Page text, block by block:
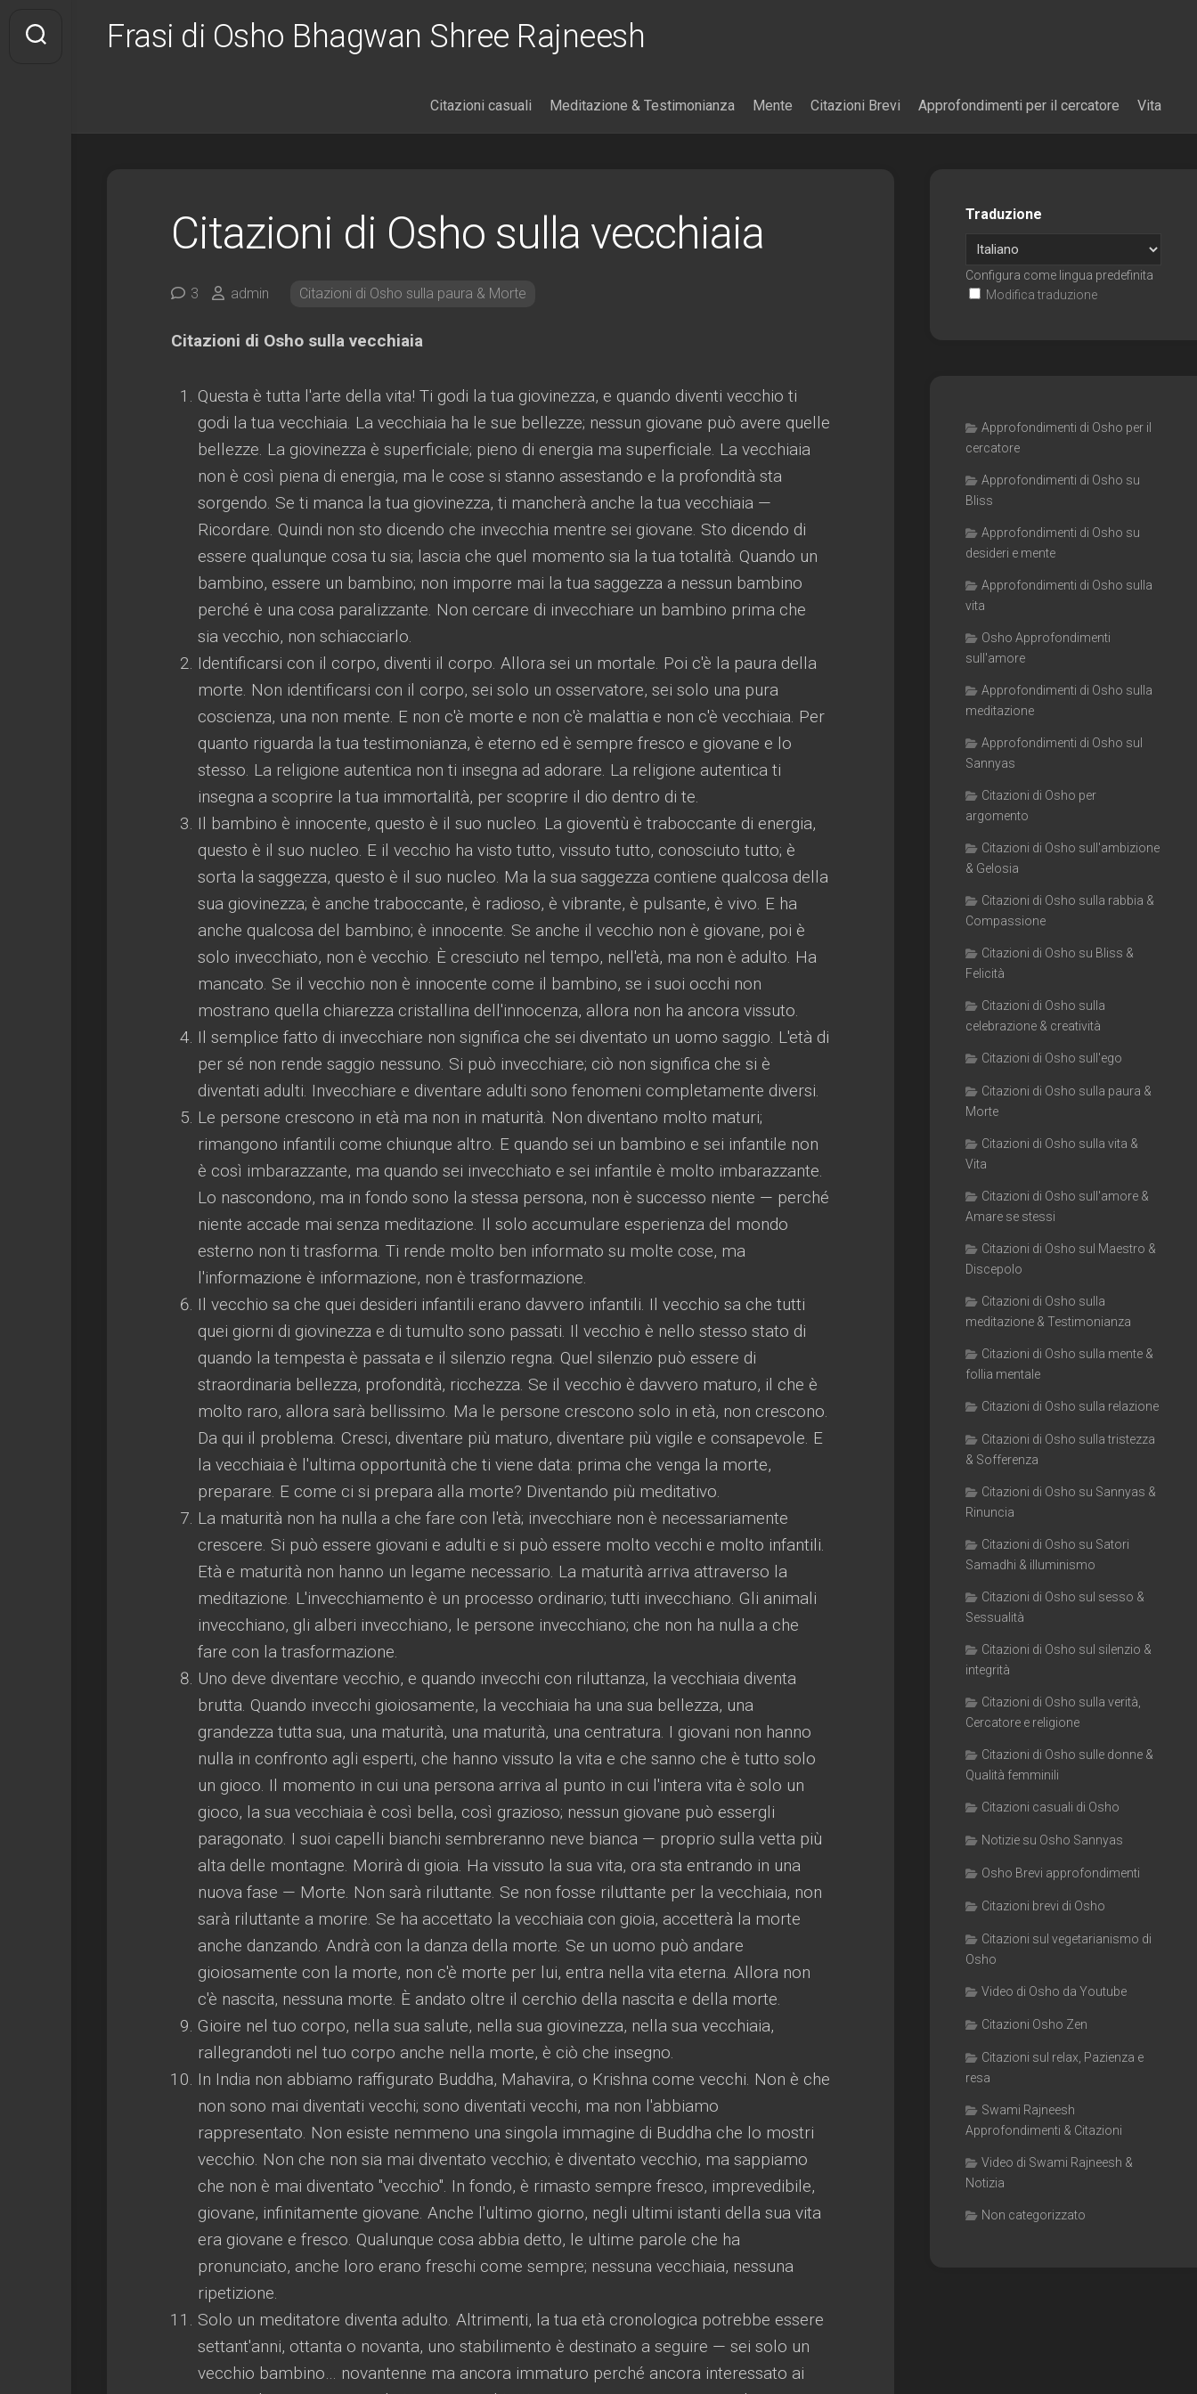
contenuto
Frasi di Osho Bhagwan Shree Rajneesh
Citazioni casuali Meditazione & Testimonianza Mente Citazioni Brevi Approfondimenti per il cercatore Vita
Citazioni di Osho sulla vecchiaia
3 admin Citazioni di Osho sulla paura & Morte
Citazioni di Osho sulla vecchiaia
Questa è tutta l'arte della vita! Ti godi la tua giovinezza, e quando diventi vecchio ti
godi la tua vecchiaia. La vecchiaia ha le sue bellezze; nessun giovane può avere quelle
bellezze. La giovinezza è superficiale; pieno di energia ma superficiale. La vecchiaia
non è così piena di energia, ma le cose si stanno assestando e la profondità sta
sorgendo. Se ti manca la tua giovinezza, ti mancherà anche la tua vecchiaia —
Ricordare. Quindi non sto dicendo che invecchia mentre sei giovane. Sto dicendo di
essere qualunque cosa tu sia; lascia che quel momento sia la tua totalità. Quando un
bambino, essere un bambino; non imporre mai la tua saggezza a nessun bambino
perché è una cosa paralizzante. Non cercare di invecchiare un bambino prima che
sia vecchio, non schiacciarlo.
Identificarsi con il corpo, diventi il ​​corpo. Allora sei un mortale. Poi c'è la paura della
morte. Non identificarsi con il corpo, sei solo un osservatore, sei solo una pura
coscienza, una non mente. E non c'è morte e non c'è malattia e non c'è vecchiaia. Per
quanto riguarda la tua testimonianza, è eterno ed è sempre fresco e giovane e lo
stesso. La religione autentica non ti insegna ad adorare. La religione autentica ti
insegna a scoprire la tua immortalità, per scoprire il dio dentro di te.
Il bambino è innocente, questo è il suo nucleo. La gioventù è traboccante di energia,
questo è il suo nucleo. E il vecchio ha visto tutto, vissuto tutto, conosciuto tutto; è
sorta la saggezza, questo è il suo nucleo. Ma la sua saggezza contiene qualcosa della
sua giovinezza; è anche traboccante, è radioso, è vibrante, è pulsante, è vivo. E ha
anche qualcosa del bambino; è innocente. Se anche il vecchio non è giovane, poi è
solo invecchiato, non è vecchio. È cresciuto nel tempo, nell'età, ma non è adulto. Ha
mancato. Se il vecchio non è innocente come il bambino, se i suoi occhi non
mostrano quella chiarezza cristallina dell'innocenza, allora non ha ancora vissuto.
Il semplice fatto di invecchiare non significa che sei diventato un uomo saggio. L'età di
per sé non rende saggio nessuno. Si può invecchiare; ciò non significa che si è
diventati adulti. Invecchiare e diventare adulti sono fenomeni completamente diversi.
Le persone crescono in età ma non in maturità. Non diventano molto maturi;
rimangono infantili come chiunque altro. E quando sei un bambino e sei infantile non
è così imbarazzante, ma quando sei invecchiato e sei infantile è molto imbarazzante.
Lo nascondono, ma in fondo sono la stessa persona, non è successo niente — perché
niente accade mai senza meditazione. Il solo accumulare esperienza del mondo
esterno non ti trasforma. Ti rende molto ben informato su molte cose, ma
l'informazione è informazione, non è trasformazione.
Il vecchio sa che quei desideri infantili erano davvero infantili. Il vecchio sa che tutti
quei giorni di giovinezza e di tumulto sono passati. Il vecchio è nello stesso stato di
quando la tempesta è passata e il silenzio regna. Quel silenzio può essere di
straordinaria bellezza, profondità, ricchezza. Se il vecchio è davvero maturo, il che è
molto raro, allora sarà bellissimo. Ma le persone crescono solo in età, non crescono.
Da qui il problema. Cresci, diventare più maturo, diventare più vigile e consapevole. E
la vecchiaia è l'ultima opportunità che ti viene data: prima che venga la morte,
preparare. E come ci si prepara alla morte? Diventando più meditativo.
La maturità non ha nulla a che fare con l'età; invecchiare non è necessariamente
crescere. Si può essere giovani e adulti e si può essere molto vecchi e molto infantili.
Età e maturità non hanno un legame necessario. La maturità arriva attraverso la
meditazione. L'invecchiamento è un processo ordinario; tutti invecchiano. Gli animali
invecchiano, gli alberi invecchiano, le persone invecchiano; che non ha nulla a che
fare con la trasformazione.
Uno deve diventare vecchio, e quando invecchi con riluttanza, la vecchiaia diventa
brutta. Quando invecchi gioiosamente, la vecchiaia ha una sua bellezza, una
grandezza tutta sua, una maturità, una maturità, una centratura. I giovani non hanno
nulla in confronto agli esperti, che hanno vissuto la vita e che sanno che è tutto solo
un gioco. Il momento in cui una persona arriva al punto in cui l'intera vita è solo un
gioco, la sua vecchiaia è così bella, così grazioso; nessun giovane può essergli
paragonato. I suoi capelli bianchi sembreranno neve bianca — proprio sulla vetta più
alta delle montagne. Morirà di gioia. Ha vissuto la sua vita, ora sta entrando in una
nuova fase — Morte. Non sarà riluttante. Se non fosse riluttante per la vecchiaia, non
sarà riluttante a morire. Se ha accettato la vecchiaia con gioia, accetterà la morte
anche danzando. Andrà con la danza della morte. Se un uomo può andare
gioiosamente con la morte, non c'è morte per lui, entra nella vita eterna. Allora non
c'è nascita, nessuna morte. È andato oltre il cerchio della nascita e della morte.
Gioire nel tuo corpo, nella sua salute, nella sua giovinezza, nella sua vecchiaia,
rallegrandoti nel tuo corpo anche nella morte, è ciò che insegno.
In India non abbiamo raffigurato Buddha, Mahavira, o Krishna come vecchi. Non è che
non sono mai diventati vecchi; sono diventati vecchi, ma non l'abbiamo
rappresentato. Non esiste nemmeno una singola immagine di Buddha che lo mostri
vecchio. Non che non sia mai diventato vecchio; è diventato vecchio, ma sappiamo
che non è mai diventato "vecchio". In fondo, è rimasto sempre fresco, imprevedibile,
giovane, infinitamente giovane. Anche l'ultimo giorno, negli ultimi istanti della sua vita
era giovane e fresco. Qualunque cosa abbia detto, le ultime parole che ha
pronunciato, anche loro erano freschi come sempre; nessuna vecchiaia, nessuna
ripetizione.
Solo un meditatore diventa adulto. Altrimenti, la tua età cronologica potrebbe essere
settant'anni, ottanta o novanta, uno stabilimento è destinato a seguire — sei solo un
vecchio bambino… novantenne ma ancora immaturo perché ancora interessato ai
Traduzione
Configura come lingua predefinita
Modifica traduzione
Approfondimenti di Osho per il
cercatore
Approfondimenti di Osho su
Bliss
Approfondimenti di Osho su
desideri e mente
Approfondimenti di Osho sulla
vita
Osho Approfondimenti
sull'amore
Approfondimenti di Osho sulla
meditazione
Approfondimenti di Osho sul
Sannyas
Citazioni di Osho per
argomento
Citazioni di Osho sull'ambizione
& Gelosia
Citazioni di Osho sulla rabbia &
Compassione
Citazioni di Osho su Bliss &
Felicità
Citazioni di Osho sulla
celebrazione & creatività
Citazioni di Osho sull'ego
Citazioni di Osho sulla paura &
Morte
Citazioni di Osho sulla vita &
Vita
Citazioni di Osho sull'amore &
Amare se stessi
Citazioni di Osho sul Maestro &
Discepolo
Citazioni di Osho sulla
meditazione & Testimonianza
Citazioni di Osho sulla mente &
follia mentale
Citazioni di Osho sulla relazione
Citazioni di Osho sulla tristezza
& Sofferenza
Citazioni di Osho su Sannyas &
Rinuncia
Citazioni di Osho su Satori
Samadhi & illuminismo
Citazioni di Osho sul sesso &
Sessualità
Citazioni di Osho sul silenzio &
integrità
Citazioni di Osho sulla verità,
Cercatore e religione
Citazioni di Osho sulle donne &
Qualità femminili
Citazioni casuali di Osho
Notizie su Osho Sannyas
Osho Brevi approfondimenti
Citazioni brevi di Osho
Citazioni sul vegetarianismo di
Osho
Video di Osho da Youtube
Citazioni Osho Zen
Citazioni sul relax, Pazienza e
resa
Swami Rajneesh
Approfondimenti & Citazioni
Video di Swami Rajneesh &
Notizia
Non categorizzato